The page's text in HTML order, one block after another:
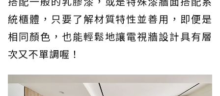
統櫃體，只要了解材質特性並善用，即便是
相同顏色，也能輕鬆地讓電視牆設計具有層
次又不單調喔！